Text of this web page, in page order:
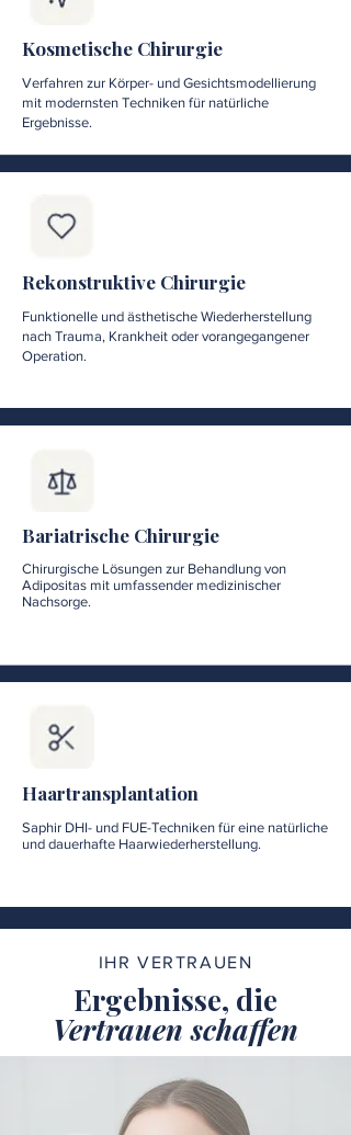
Kosmetische Chirurgie
Verfahren zur Körper- und Gesichtsmodellierung
mit modernsten Techniken für natürliche
Ergebnisse.
Rekonstruktive Chirurgie
Funktionelle und ästhetische Wiederherstellung
nach Trauma, Krankheit oder vorangegangener
Operation.
Bariatrische Chirurgie
Chirurgische Lösungen zur Behandlung von
Adipositas mit umfassender medizinischer
Nachsorge.
Haartransplantation
Saphir DHI- und FUE-Techniken für eine natürliche
und dauerhafte Haarwiederherstellung.
IHR VERTRAUEN
Ergebnisse, die
Vertrauen schaffen